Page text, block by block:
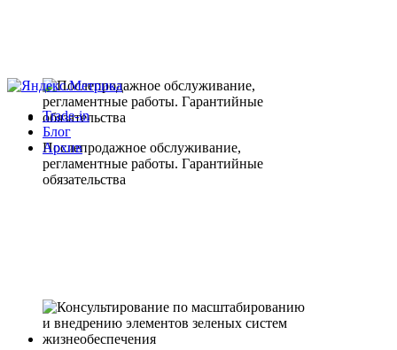
Послепродажное обслуживание,
регламентные работы. Гарантийные
обязательства
Trade-in
Блог
Архив